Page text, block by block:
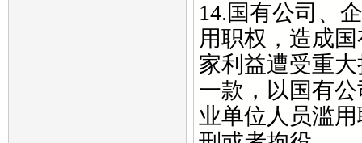
14.国有公司、
用职权，造成
家利益遭受重
一款，以国有
业单位人员滥